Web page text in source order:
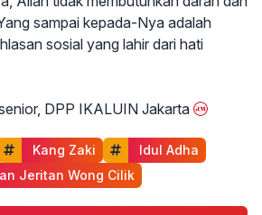
sampai kepada-Nya adalah
sosial yang lahir dari hati
DPP IKALUIN Jakarta
Kang Zaki
Idul Adha
Jeritan Wong Cilik